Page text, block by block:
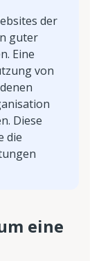
der
guter
Eine
von
Diese
die
eine